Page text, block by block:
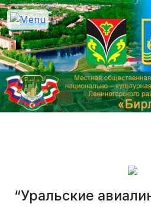
“Уральские